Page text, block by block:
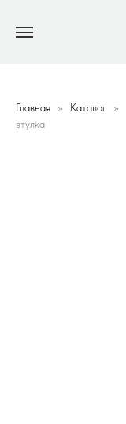
Главная Каталог
втулка